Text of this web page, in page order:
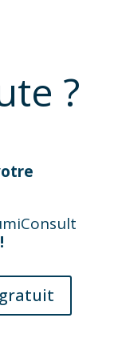
?
gratuit